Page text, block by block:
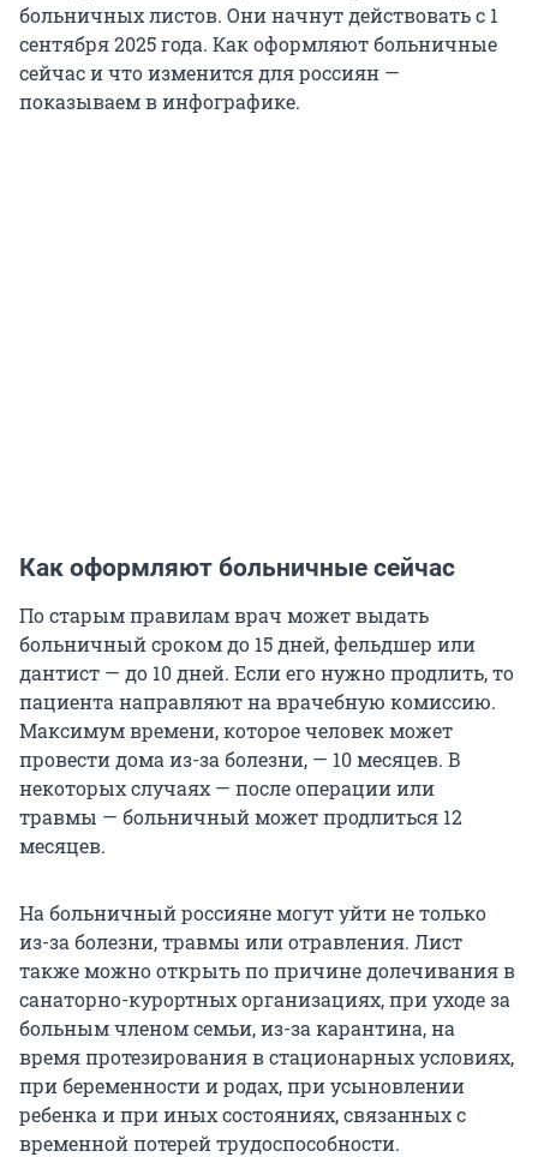
больничных листов. Они начнут действовать с 1
сентября 2025 года. Как оформляют больничные
сейчас и что изменится для россиян —
показываем в инфографике.
Как оформляют больничные сейчас
По старым правилам врач может выдать
больничный сроком до 15 дней, фельдшер или
дантист — до 10 дней. Если его нужно продлить, то
пациента направляют на врачебную комиссию.
Максимум времени, которое человек может
провести дома из-за болезни, — 10 месяцев. В
некоторых случаях — после операции или
травмы — больничный может продлиться 12
месяцев.
На больничный россияне могут уйти не только
из-за болезни, травмы или отравления. Лист
также можно открыть по причине долечивания в
санаторно-курортных организациях, при уходе за
больным членом семьи, из-за карантина, на
время протезирования в стационарных условиях,
при беременности и родах, при усыновлении
ребенка и при иных состояниях, связанных с
временной потерей трудоспособности.